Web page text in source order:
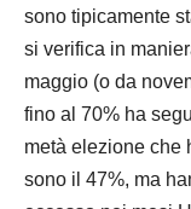
sono tipicamente
si verifica in
maggio (o da
fino al 70% ha
metà elezione che
sono il 47%, ma